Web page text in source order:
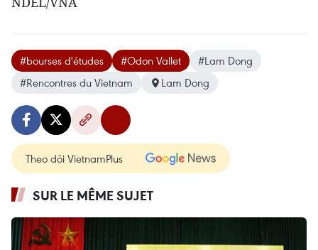
#bourses d'études #Odon Vallet
#Lam Dong
#Rencontres du Vietnam
Lam Dong
Theo dõi VietnamPlus
SUR LE MÊME SUJET